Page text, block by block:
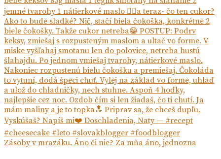
Zásoby v mrazáku. Áno či nie? Za mňa áno, jednozna